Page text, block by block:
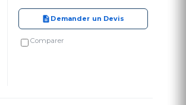
Demander un Devis
Comparer